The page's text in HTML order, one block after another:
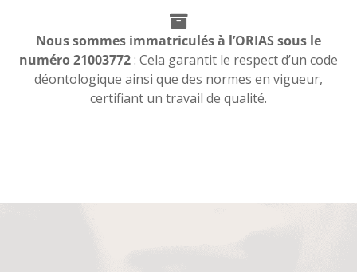
Nous sommes immatriculés à l’ORIAS sous le
numéro 21003772: Cela garantit le respect d’un code
déontologique ainsi que des normes en vigueur,
certifiant un travail de qualité.